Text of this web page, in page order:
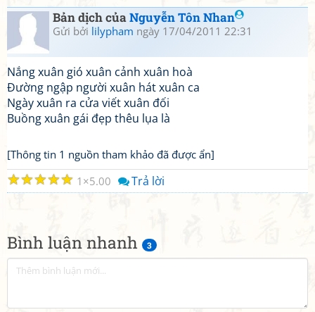
Bình luận nhanh 3
Bản dịch củaNguyễn Tôn Nhan
Gửi bởi lilypham ngày 17/04/2011 22:31
Nắng xuân gió xuân cảnh xuân hoà
Đường ngập người xuân hát xuân ca
Ngày xuân ra cửa viết xuân đối
Buồng xuân gái đẹp thêu lụa là
[Thông tin 1 nguồn tham khảo đã được ẩn]
☆
☆
☆
☆
☆ 1 5.00 Trả lời